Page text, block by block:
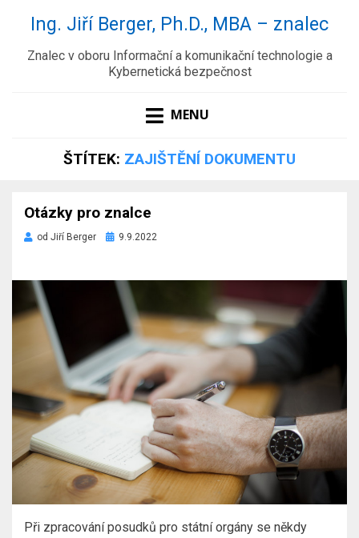
Ing. Jiří Berger, Ph.D., MBA – znalec
Znalec v oboru Informační a komunikační technologie a
Kybernetická bezpečnost
MENU
ŠTÍTEK: ZAJIŠTĚNÍ DOKUMENTU
Otázky pro znalce
od Jiří Berger
Zveřejněno
9.9.2022
Při zpracování posudků pro státní orgány se někdy